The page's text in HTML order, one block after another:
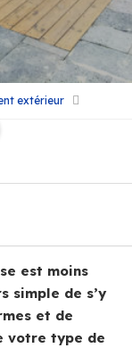
extérieur
est moins
simple de s’y
et de
votre type de